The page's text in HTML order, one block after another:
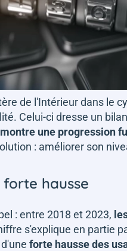
de l'Intérieur dans le
Celui-ci dresse un
montre une progression
: améliorer son
hausse
: entre 2018 et 2023,
s'explique en partie
forte hausse des